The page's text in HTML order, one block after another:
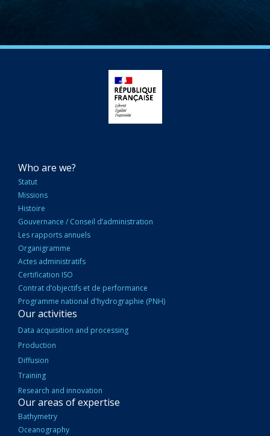
NAVIGATION
PRINCIPALE
Who are we?
Statut
Missions
Histoire
Gouvernance / Conseil d’administration
Les rapports annuels
Organigramme
Actes administratifs
Certification ISO
Contrat d’objectifs et de performance
Programme national d'hydrographie (PNH)
Our activities
Data acquisition and processing
Production
Diffusion
Training
Research and innovation
Our areas of expertise
Bathymetry
Oceanography